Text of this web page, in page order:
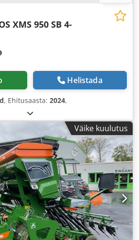
XMS 950 SB 4-
Helistada
, Ehitusaasta: 2024,
Väike kuulutus